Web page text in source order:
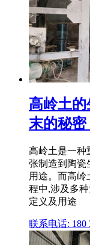
高岭土
末的秘密
高岭土是一种
张制造到陶瓷
用途。而高岭
程中,涉及多
定义及用途
联系电话: 180